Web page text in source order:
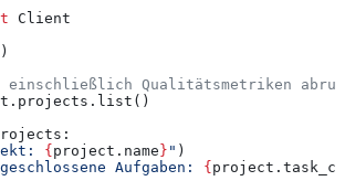
Client
Qualitätsmetriken
{ project.name } " )
Aufgaben: {